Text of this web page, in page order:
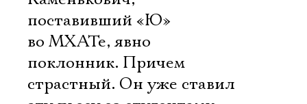
поставивший «Ю»
во МХАТе, явно
поклонник. Причем
страстный. Он уже ставил